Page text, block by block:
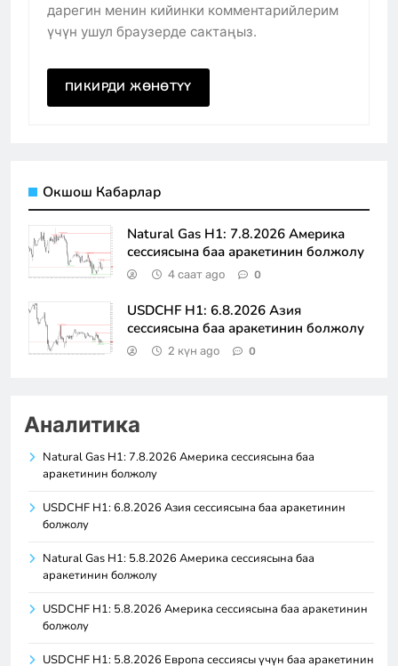
дарегин менин кийинки комментарийлерим
үчүн ушул браузерде сактаңыз.
Окшош Кабарлар
Natural Gas H1: 7.8.2026 Америка
сессиясына баа аракетинин болжолу
4 саат ago 0
USDCHF H1: 6.8.2026 Азия
сессиясына баа аракетинин болжолу
2 күн ago 0
Аналитика
Natural Gas H1: 7.8.2026 Америка сессиясына баа
аракетинин болжолу
USDCHF H1: 6.8.2026 Азия сессиясына баа аракетинин
болжолу
Natural Gas H1: 5.8.2026 Америка сессиясына баа
аракетинин болжолу
USDCHF H1: 5.8.2026 Америка сессиясына баа аракетинин
болжолу
USDCHF H1: 5.8.2026 Европа сессиясы үчүн баа аракетинин